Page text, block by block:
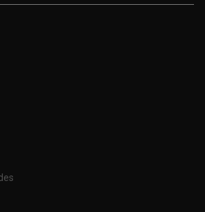
D'AMORTISSEUR
ENTRETOISE D'AMORTISSEUR
& JOINT DE DIFFÉRENTIEL
COLONNE DE DIRECTION
ROUES
MOTO CROSS ET ENDURO